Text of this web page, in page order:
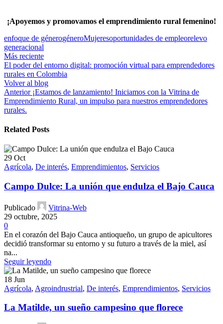
¡Apoyemos y promovamos el emprendimiento rural femenino!
enfoque de génerogéneroMujeresoportunidades de empleorelevo
generacional
Más reciente
El poder del entorno digital: promoción virtual para emprendedores
rurales en Colombia
Volver al blog
Anterior ¡Estamos de lanzamiento! Iniciamos con la Vitrina de
Emprendimiento Rural, un impulso para nuestros emprendedores
rurales.
Related Posts
29 Oct
Agrícola, De interés, Emprendimientos, Servicios
Campo Dulce: La unión que endulza el Bajo Cauca
Publicado
Vitrina-Web
29 octubre, 2025
0
En el corazón del Bajo Cauca antioqueño, un grupo de apicultores
decidió transformar su entorno y su futuro a través de la miel, así
na...
Seguir leyendo
18 Jun
Agrícola, Agroindrustrial, De interés, Emprendimientos, Servicios
La Matilde, un sueño campesino que florece